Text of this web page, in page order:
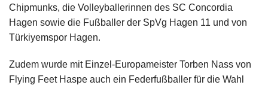
Chipmunks, die Volleyballerinnen des SC Concordia
Hagen sowie die Fußballer der SpVg Hagen 11 und von
Türkiyemspor Hagen.
Zudem wurde mit Einzel-Europameister Torben Nass von
Flying Feet Haspe auch ein Federfußballer für die Wahl